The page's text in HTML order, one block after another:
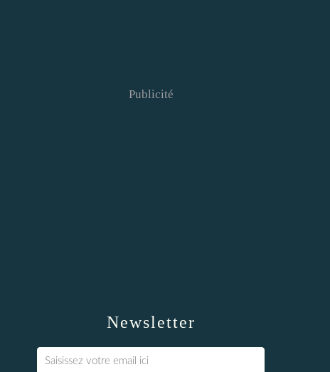
Newsletter
Publicité